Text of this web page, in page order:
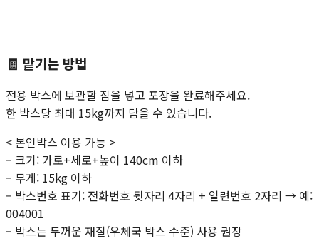
🧾 맡기는 방법
전용 박스에 보관할 짐을 넣고 포장을 완료해주세요.
한 박스당 최대 15kg까지 담을 수 있습니다.
< 본인박스 이용 가능 >
– 크기: 가로+세로+높이 140cm 이하
– 무게: 15kg 이하
– 박스번호 표기: 전화번호 뒷자리 4자리 + 일련번호 2자리 → 예:
004001
– 박스는 두꺼운 재질(우체국 박스 수준) 사용 권장